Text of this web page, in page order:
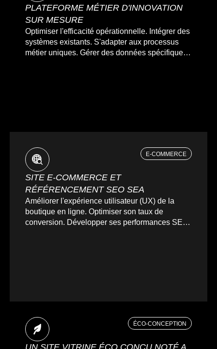
PLATEFORME MÉTIER D'INNOVATION
SUR MESURE
Optimiser l'efficacité opérationnelle. Intégrer des
systèmes existants. S'adapter aux processus
métier uniques. Gérer des données spécifiques.
E-COMMERCE
SITE E-COMMERCE ET
RÉFÉRENCEMENT SEO SEA
Améliorer l'expérience utilisateur (UX) de la
boutique en ligne. Optimiser son taux de
conversion. Développer ses performances SEO.
ÉCO-CONCEPTION
UN SITE VITRINE ÉCO CONÇU NOTÉ A